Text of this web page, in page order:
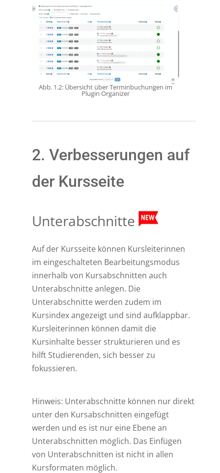
Abb. 1.2: Übersicht über Terminbuchungen im
Plugin Organizer
2. Verbesserungen auf
der Kursseite
Unterabschnitte
Auf der Kursseite können Kursleiterinnen
im eingeschalteten Bearbeitungsmodus
innerhalb von Kursabschnitten auch
Unterabschnitte anlegen. Die
Unterabschnitte werden zudem im
Kursindex angezeigt und sind aufklappbar.
Kursleiterinnen können damit die
Kursinhalte besser strukturieren und es
hilft Studierenden, sich besser zu
fokussieren.
Hinweis: Unterabschnitte können nur direkt
unter den Kursabschnitten eingefügt
werden und es ist nur eine Ebene an
Unterabschnitten möglich. Das Einfügen
von Unterabschnitten ist nicht in allen
Kursformaten möglich.